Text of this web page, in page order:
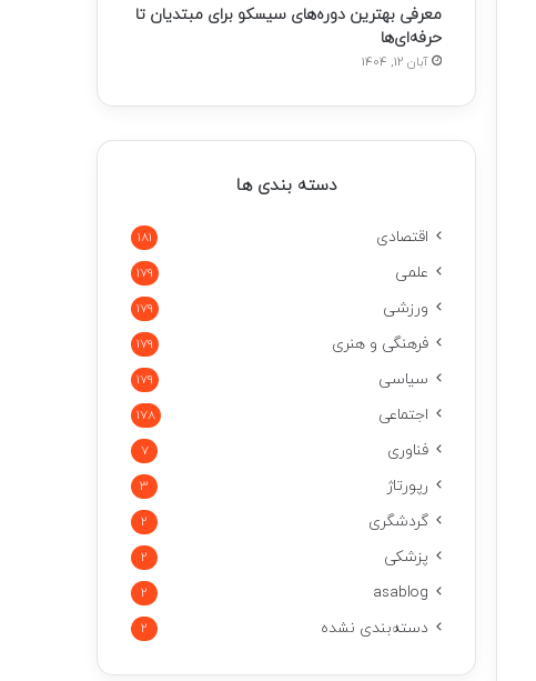
معرفی بهترین دوره‌های سیسکو برای مبتدیان تا
حرفه‌ای‌ها
آبان 12, 1404
دسته بندی ها
اقتصادی 181
علمی 179
ورزشی 179
فرهنگی و هنری 179
سیاسی 179
اجتماعی 178
فناوری 7
رپورتاژ 3
گردشگری 2
پزشکی 2
asablog
2
دسته‌بندی نشده 2